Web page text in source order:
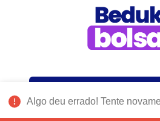
Como
Algo deu errado! Tente